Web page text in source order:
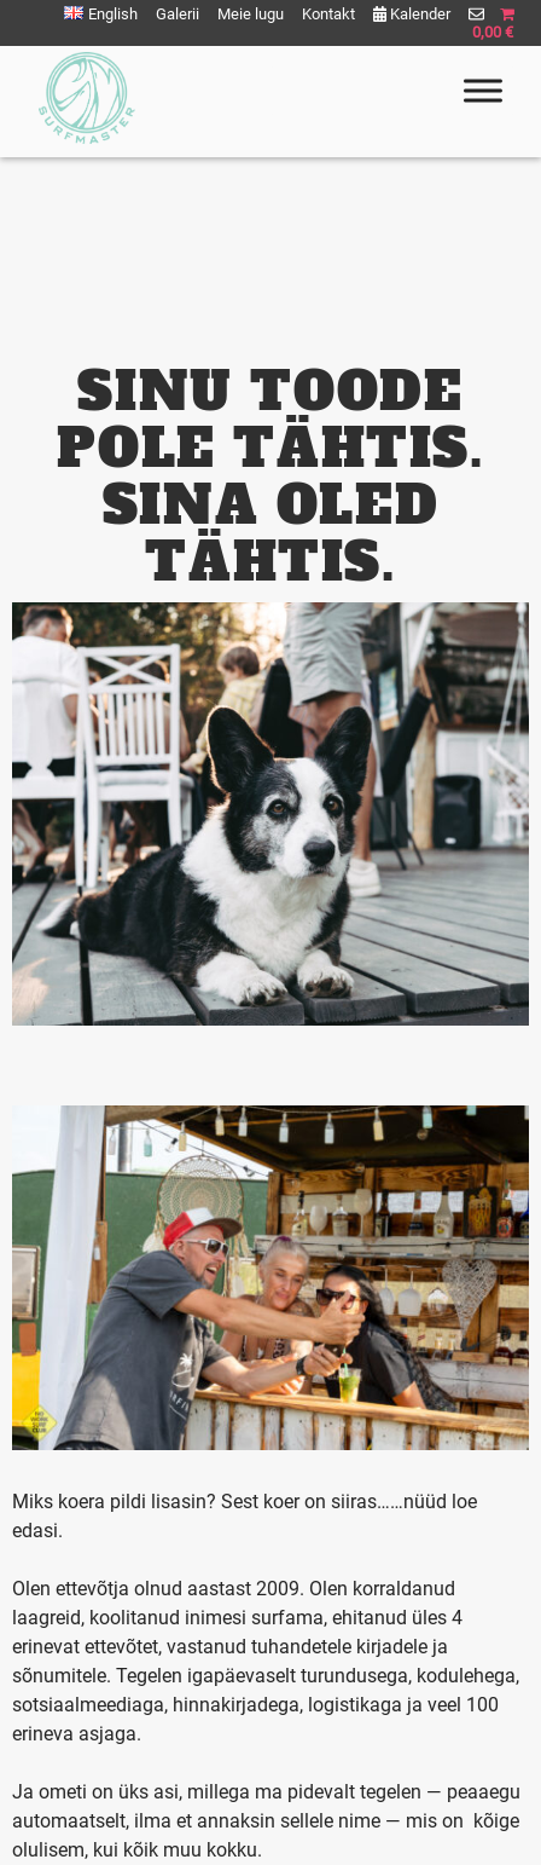
English Galerii Meie lugu Kontakt
Kalender
0,00 €
SINU TOODE
POLE TÄHTIS.
SINA OLED
TÄHTIS.
Miks koera pildi lisasin? Sest koer on siiras……nüüd loe
edasi.
Olen ettevõtja olnud aastast 2009. Olen korraldanud
laagreid, koolitanud inimesi surfama, ehitanud üles 4
erinevat ettevõtet, vastanud tuhandetele kirjadele ja
sõnumitele. Tegelen igapäevaselt turundusega, kodulehega,
sotsiaalmeediaga, hinnakirjadega, logistikaga ja veel 100
erineva asjaga.
Ja ometi on üks asi, millega ma pidevalt tegelen — peaaegu
automaatselt, ilma et annaksin sellele nime — mis on kõige
olulisem, kui kõik muu kokku.